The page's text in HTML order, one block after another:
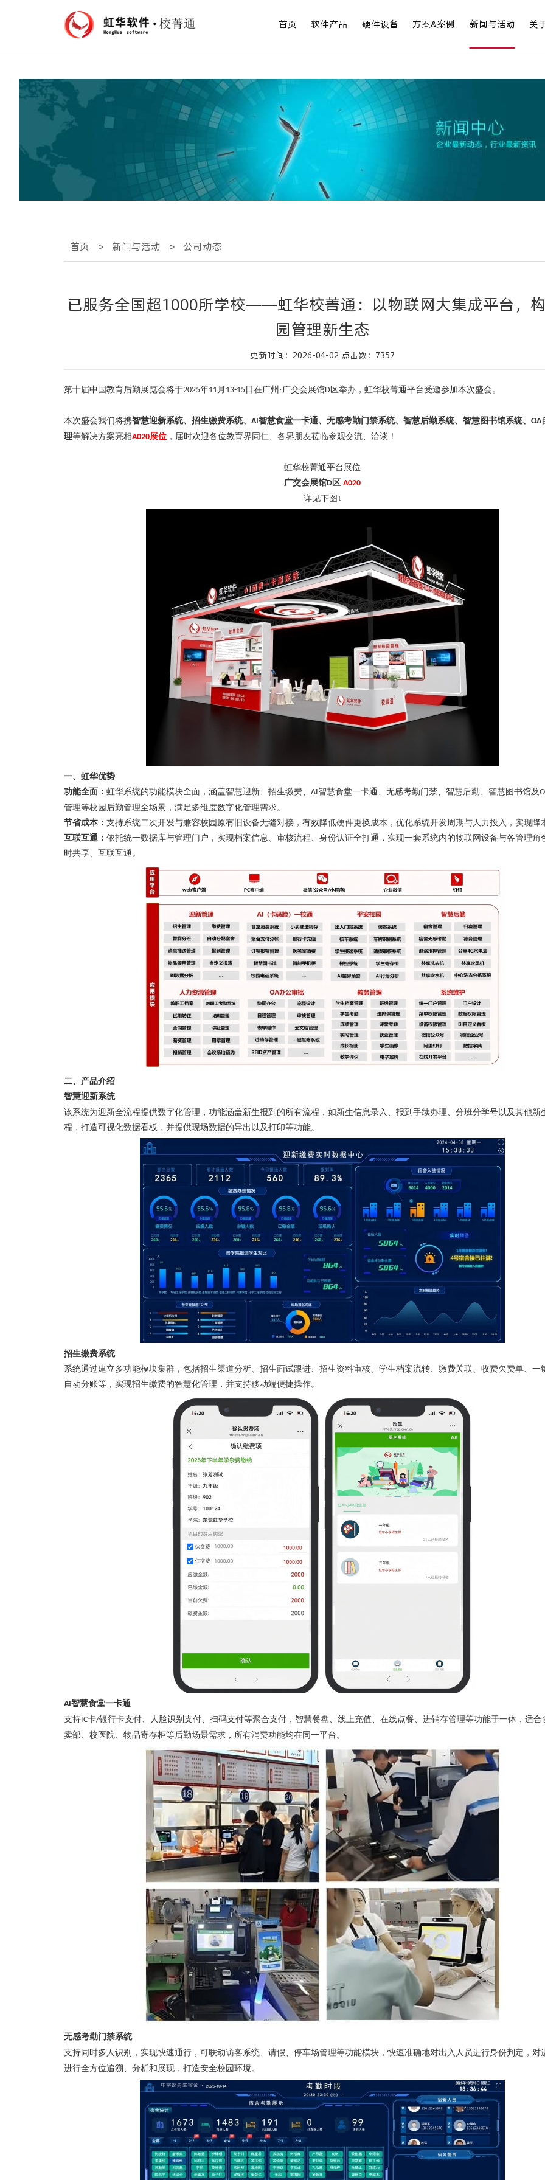
首页 软件产品 硬件设备 方案&案例 新闻与活动 关
首页 > 新闻与活动 > 公司动态
已服务全国超1000所学校——虹华校菁通：以物联网大集成平台，
园管理新生态
更新时间：2026-04-02 点击数： 7357
第十届中国教育后勤展览会将于2025年11月 13-15日在广州·广交会展馆D区举办，虹华校菁通平台受邀参加本次盛会。
本次盛会我们将携智慧迎新系统、 招生缴费系统、 AI智慧食堂一卡通、无感考勤门禁系统、智慧后勤系统、智慧图书馆系统、 OA
理等解决方案亮相A020展位，届时欢迎各位教育界同仁、各界朋友莅临参观交流、洽谈！
虹华校菁通平台展位
广交会展馆D区A020
详见下图 ↓
一、虹华优势
功能全面： 虹华系统的功能模块全面，涵盖智慧迎新、招生缴费、 AI智慧食堂一卡通、无感考勤门禁、智慧后勤、智慧图书馆及
管理等校园后勤管理全场景，满足多维度数字化管理需求。
节省成本： 支持系统二次开发与兼容校园原有旧设备无缝对接，有效降低硬件更换成本，优化系统开发周期与人力投入，实现降
互联互通： 依托统一数据库与管理门户，实现档案信息、审核流程、身份认证全打通，实现一套系统内的物联网设备与各管理角
时共享、互联互通。
二、产品介绍
智慧迎新系统
该系统为迎新全流程提供数字化管理，功能涵盖新生报到的所有流程，如新生信息录入、报到手续办理、分班分学号以及其他新
程，打造可视化数据看板，并提供现场数据的导出以及打印等功能。
招生缴费系统
系统通过建立多功能模块集群，包括招生渠道分析、招生面试跟进、招生资料审核、学生档案流转、缴费关联、收费欠费单、一
自动分账等，实现招生缴费的智慧化管理，并支持移动端便捷操作。
AI智慧食堂一卡通
支持IC卡/银行卡支付、人脸识别支付、扫码支付等聚合支付，智慧餐盘、线上充值、在线点餐、进销存管理等功能于一体，适合
卖部、校医院、物品寄存柜等后勤场景需求，所有消费功能均在同一平台。
无感考勤门禁系统
支持同时多人识别，实现快速通行，可联动访客系统、请假、停车场管理等功能模块，快速准确地对出入人员进行身份判定，对
进行全方位追溯、分析和展现，打造安全校园环境。